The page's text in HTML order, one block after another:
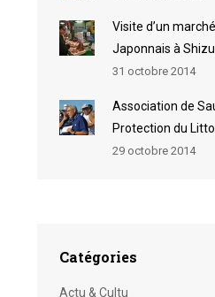
Visite d’un
Japonnais à
31 octobre 2014
Association de
Protection du
29 octobre 2014
Catégories
Actu & Cultu